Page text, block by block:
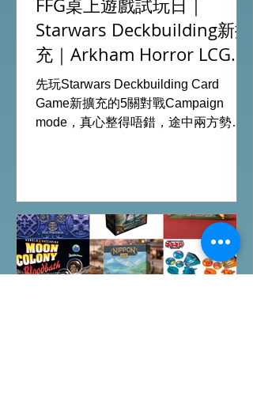
FFG桌上遊戲試玩日｜
Starwars Deckbuilding新擴
充｜Arkham Horror LCG
chapter2 INVESTIGATOR
deck
先玩Starwars Deckbuilding Card
Game新擴充的5關對戰Campaign
mode，真心整得唔錯，途中兩方勢力
家卡牌，果然課金角色就是勁！ 就是這
樣，全天的FFG桌遊日完滿結束。 #桌
遊場地 All On Board HK棋間限定桌遊
店Book位熱線53935367 Global